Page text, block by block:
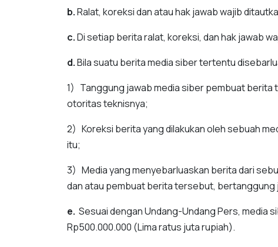
b.Ralat, koreksi dan atau hak jawab wajib
c.Di setiap berita ralat, koreksi, dan hak jawab
d.Bila suatu berita media siber tertentu
1) Tanggung jawab media siber pembuat berita
otoritas teknisnya;
2) Koreksi berita yang dilakukan oleh sebuah
itu;
3) Media yang menyebarluaskan berita dari
dan atau pembuat berita tersebut, bertanggung
e. Sesuai dengan Undang-Undang Pers, media
Rp500.000.000 (Lima ratus juta rupiah).